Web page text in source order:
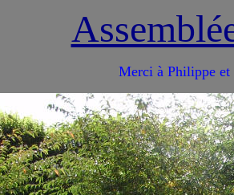
Merci à Philippe et